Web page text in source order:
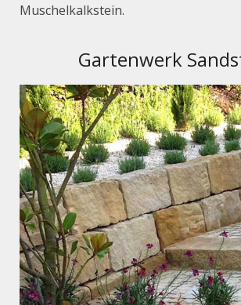
Muschelkalkstein.
Gartenwerk